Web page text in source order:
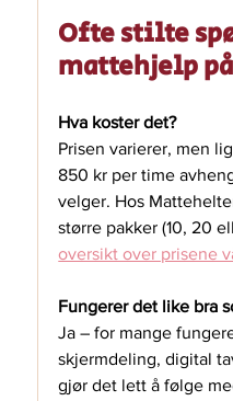
Ofte stilte
mattehjelp
Hva koster det?
Prisen varierer, men
850 kr per time
velger. Hos
større pakker (10, 20
oversikt over prisene
Fungerer det like bra
Ja – for mange
skjermdeling, digital
gjør det lett å følge